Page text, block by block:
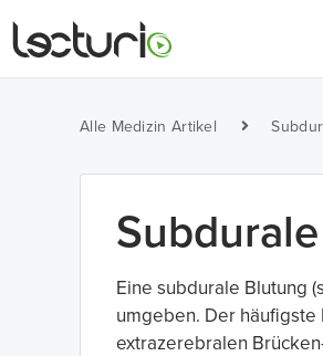
Alle Medizin Artikel
Eine subdurale Blutung
umgeben. Der häufigste
extrazerebralen